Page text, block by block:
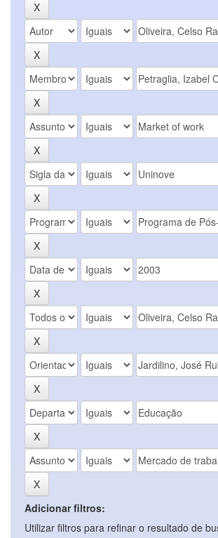
Adicionar filtros:
Utilizar filtros para refinar o resultado de